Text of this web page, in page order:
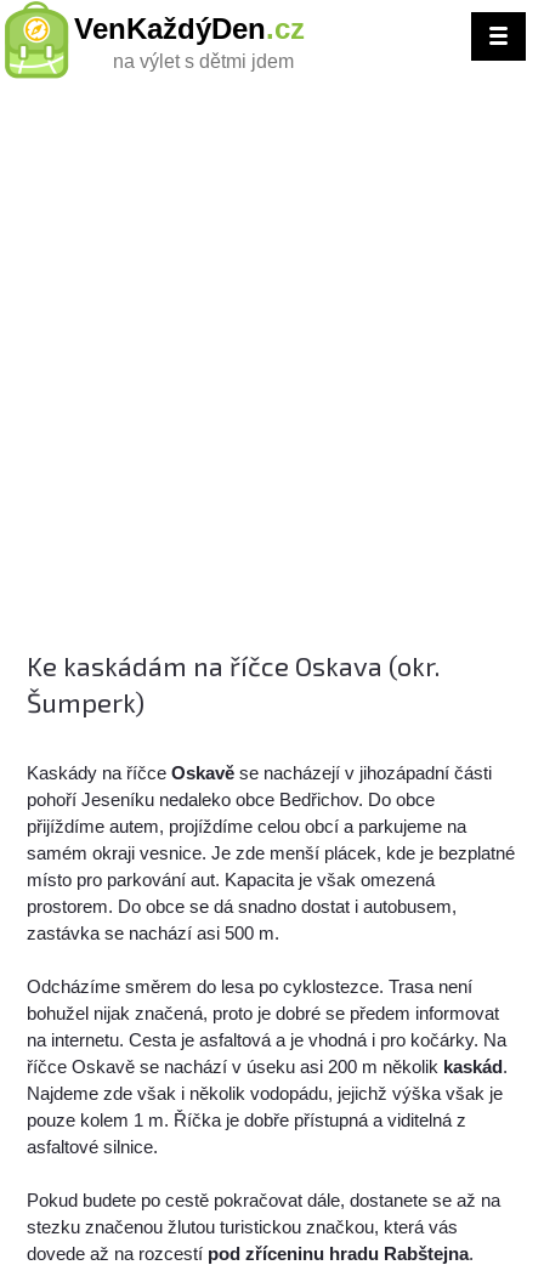
VenKaždýDen.cz
na výlet s dětmi jdem
Ke kaskádám na říčce Oskava (okr.
Šumperk)
Kaskády na říčceOskavě se nacházejí v jihozápadní části
pohoří Jeseníku nedaleko obce Bedřichov. Do obce
přijíždíme autem, projíždíme celou obcí a parkujeme na
samém okraji vesnice. Je zde menší plácek, kde je bezplatné
místo pro parkování aut. Kapacita je však omezená
prostorem. Do obce se dá snadno dostat i autobusem,
zastávka se nachází asi 500 m.
Odcházíme směrem do lesa po cyklostezce. Trasa není
bohužel nijak značená, proto je dobré se předem informovat
na internetu. Cesta je asfaltová a je vhodná i pro kočárky. Na
říčce Oskavě se nachází v úseku asi 200 m několik kaskád.
Najdeme zde však i několik vodopádu, jejichž výška však je
pouze kolem 1 m. Říčka je dobře přístupná a viditelná z
asfaltové silnice.
Pokud budete po cestě pokračovat dále, dostanete se až na
stezku značenou žlutou turistickou značkou, která vás
dovede až na rozcestí pod zříceninu hradu Rabštejna.